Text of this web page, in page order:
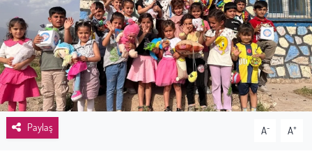
Paylaş A- A+
Sağlık
Kadın
Emek
Spor